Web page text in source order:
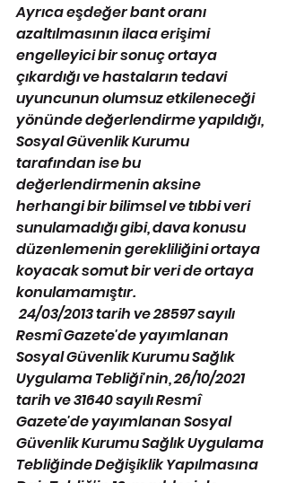
Ayrıca eşdeğer bant oranı
azaltılmasının ilaca erişimi
engelleyici bir sonuç ortaya
çıkardığı ve hastaların tedavi
uyuncunun olumsuz etkileneceği
yönünde değerlendirme yapıldığı,
Sosyal Güvenlik Kurumu
tarafından ise bu
değerlendirmenin aksine
herhangi bir bilimsel ve tıbbi veri
sunulamadığı gibi, dava konusu
düzenlemenin gerekliliğini ortaya
koyacak somut bir veri de ortaya
konulamamıştır.
24/03/2013 tarih ve 28597 sayılı
Resmî Gazete'de yayımlanan
Sosyal Güvenlik Kurumu Sağlık
Uygulama Tebliği'nin, 26/10/2021
tarih ve 31640 sayılı Resmî
Gazete'de yayımlanan Sosyal
Güvenlik Kurumu Sağlık Uygulama
Tebliğinde Değişiklik Yapılmasına